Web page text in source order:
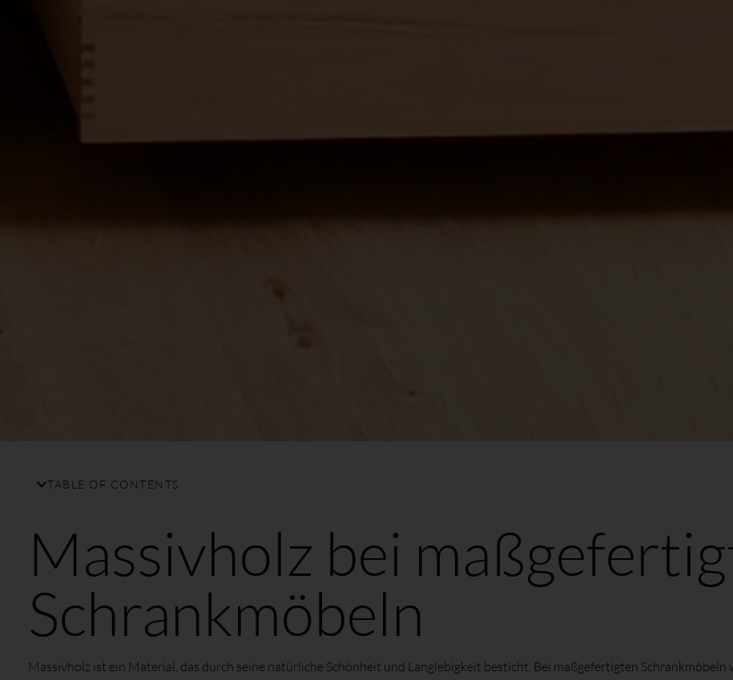
TABLE OF CONTENTS
Massivholz bei
Schrankmöbeln
Massivholz ist ein Material, das durch seine natürliche Schönheit und Langlebigkeit besticht. Bei maßgefertigten